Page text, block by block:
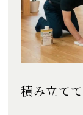
積み立て